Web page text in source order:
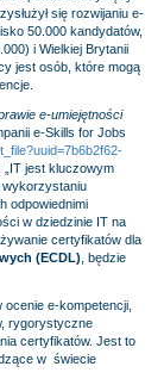
się rozwijaniu e-
50.000 kandydatów,
i Wielkiej Brytanii
jest osób, które mogą
e-umiejętności
e-Skills for Jobs
jest kluczowym
wykorzystaniu
odpowiednimi
w dziedzinie IT na
certyfikatów dla
(ECDL) , będzie
e-kompetencji,
rygorystyczne
certyfikatów. Jest to
w świecie